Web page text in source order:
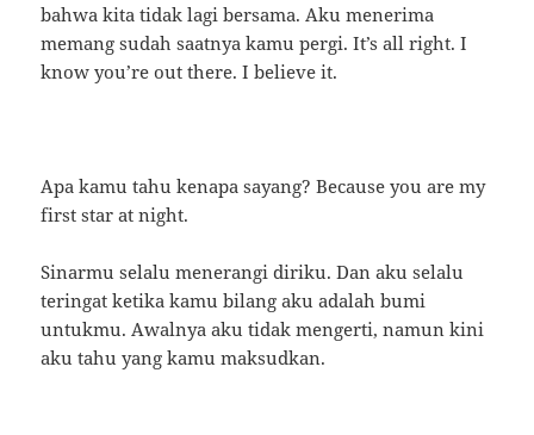
bahwa kita tidak lagi bersama. Aku menerima
memang sudah saatnya kamu pergi. It’s all right. I
know you’re out there. I believe it.
Apa kamu tahu kenapa sayang? Because you are my
first star at night.
Sinarmu selalu menerangi diriku. Dan aku selalu
teringat ketika kamu bilang aku adalah bumi
untukmu. Awalnya aku tidak mengerti, namun kini
aku tahu yang kamu maksudkan.